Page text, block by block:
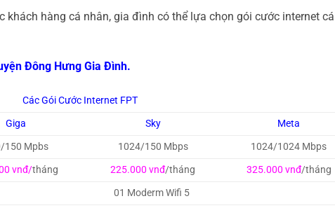
hàng cá nhân, gia đình có thể lựa chọn gói cước internet
Đông Hưng Gia Đình.
Các Gói Cước Internet FPT
Giga Sky
Meta
150 Mpbs 1024/150 Mbps
1024/1024 Mbps
vnđ/tháng 225.000 vnđ/tháng 325.000 vnđ/tháng
01 Moderm Wifi 5